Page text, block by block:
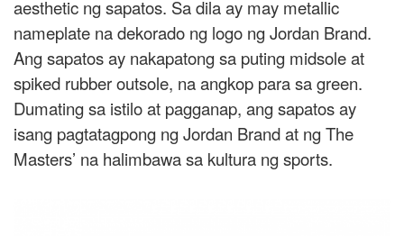
aesthetic ng sapatos. Sa dila ay may metallic
nameplate na dekorado ng logo ng Jordan Brand.
Ang sapatos ay nakapatong sa puting midsole at
spiked rubber outsole, na angkop para sa green.
Dumating sa istilo at pagganap, ang sapatos ay
isang pagtatagpong ng Jordan Brand at ng The
Masters’ na halimbawa sa kultura ng sports.